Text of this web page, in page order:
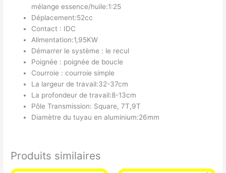
mélange essence/huile:1:25
Déplacement:52cc
Contact : IDC
Alimentation:1,95KW
Démarrer le système : le recul
Poignée : poignée de boucle
Courroie : courroie simple
La largeur de travail:32-37cm
La profondeur de travail:8-13cm
Pôle Transmission: Square, 7T,9T
Diamètre du tuyau en aluminium:26mm
Produits similaires